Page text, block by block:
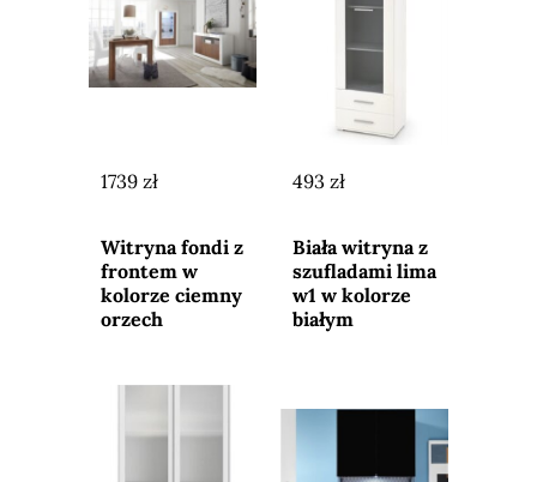
1739 zł
sklepu
Witryna fondi z
frontem w
kolorze ciemny
orzech
493 zł
sklepu
Biała witryna z
szufladami lima
w1 w kolorze
białym